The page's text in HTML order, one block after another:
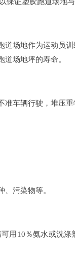
场地作为运动员训
场地坪的寿命。
车辆行驶，堆压重
污染物等。
10％氨水或洗涤